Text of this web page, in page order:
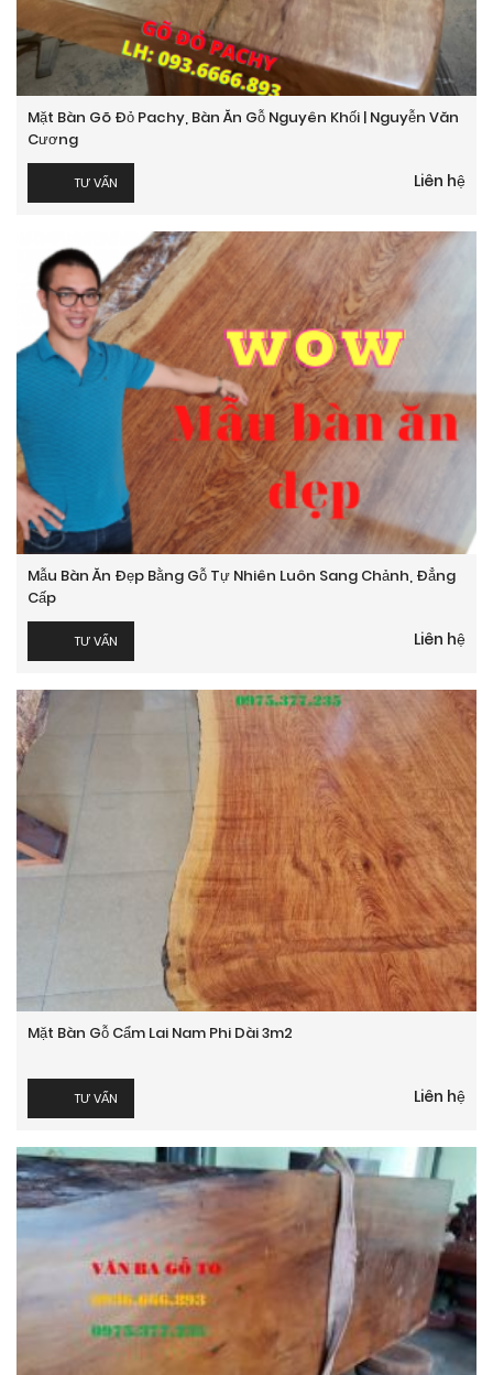
Mặt Bàn Gõ Đỏ Pachy, Bàn Ăn Gỗ Nguyên Khối | Nguyễn Văn
Cương
TƯ VẤN Liên hệ
Mẫu Bàn Ăn Đẹp Bằng Gỗ Tự Nhiên Luôn Sang Chảnh, Đẳng
Cấp
TƯ VẤN Liên hệ
Mặt Bàn Gỗ Cẩm Lai Nam Phi Dài 3m2
TƯ VẤN Liên hệ